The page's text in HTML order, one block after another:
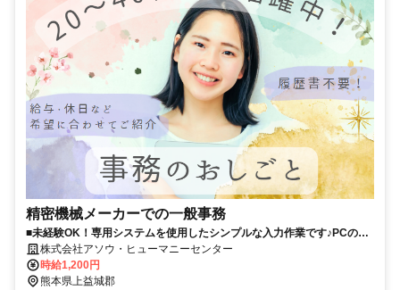
精密機械メーカーでの一般事務
■未経験OK！専用システムを使用したシンプルな入力作業です♪PCの基
本操作ができれば知識や資格は不要！■土日祝休み×電話対応なしのデー
タ入力メインのお仕事◎■車通勤可能×無料駐車場完備で通勤も快適！9
時30分スタートなので、通勤ラッシュの渋滞に巻き込まれる心配もあり
株式会社アソウ・ヒューマニーセンター
時給1,200円
熊本県上益城郡